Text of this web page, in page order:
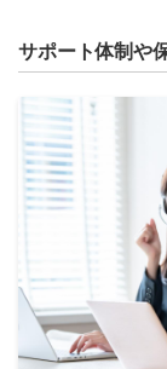
サポート体制や